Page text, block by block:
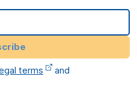
terms
and